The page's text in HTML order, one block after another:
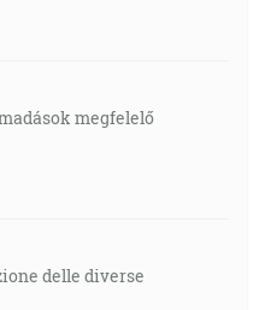
megfelelő
delle diverse